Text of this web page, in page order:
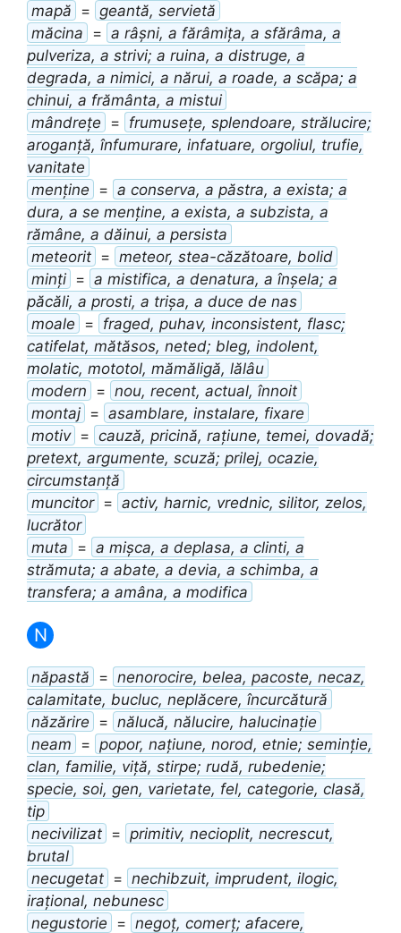
mapă = geantă, servietă
măcina = a râșni, a fărâmița, a sfărâma, a
pulveriza, a strivi; a ruina, a distruge, a
degrada, a nimici, a nărui, a roade, a scăpa; a
chinui, a frământa, a mistui
mândrețe = frumusețe, splendoare, strălucire;
aroganță, înfumurare, infatuare, orgoliul, trufie,
vanitate
menține = a conserva, a păstra, a exista; a
dura, a se menține, a exista, a subzista, a
rămâne, a dăinui, a persista
meteorit = meteor, stea-căzătoare, bolid
minți = a mistifica, a denatura, a înșela; a
păcăli, a prosti, a trișa, a duce de nas
moale = fraged, puhav, inconsistent, flasc;
catifelat, mătăsos, neted; bleg, indolent,
molatic, mototol, mămăligă, lălâu
modern = nou, recent, actual, înnoit
montaj = asamblare, instalare, fixare
motiv = cauză, pricină, rațiune, temei, dovadă;
pretext, argumente, scuză; prilej, ocazie,
circumstanță
muncitor = activ, harnic, vrednic, silitor, zelos,
lucrător
muta = a mișca, a deplasa, a clinti, a
strămuta; a abate, a devia, a schimba, a
transfera; a amâna, a modifica
N
năpastă = nenorocire, belea, pacoste, necaz,
calamitate, bucluc, neplăcere, încurcătură
năzărire = nălucă, nălucire, halucinație
neam = popor, națiune, norod, etnie; seminție,
clan, familie, viță, stirpe; rudă, rubedenie;
specie, soi, gen, varietate, fel, categorie, clasă,
tip
necivilizat = primitiv, necioplit, necrescut,
brutal
necugetat = nechibzuit, imprudent, ilogic,
irațional, nebunesc
negustorie = negoț, comerț; afacere,